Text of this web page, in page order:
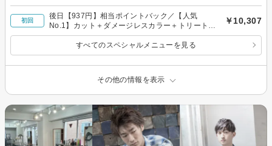
初回
後日【937円】相当ポイントバック／【人気
No.1】カット＋ダメージレスカラー＋トリートメ
ント¥10307
￥10,307
すべてのスペシャルメニューを見る
その他の情報を表示